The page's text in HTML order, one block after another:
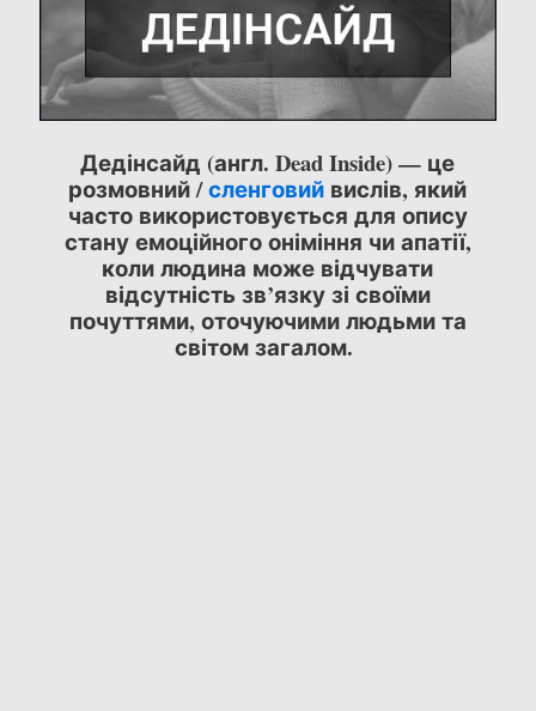
Дедінсайд (англ. Dead Inside) — це
розмовний /сленговий вислів, який
часто використовується для опису
стану емоційного оніміння чи апатії,
коли людина може відчувати
відсутність зв’язку зі своїми
почуттями, оточуючими людьми та
світом загалом.